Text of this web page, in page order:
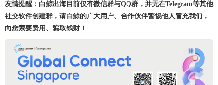
友情提醒：白鲸出海目前仅有微信群与QQ群，并无在Telegram等其他
社交软件创建群，请白鲸的广大用户、合作伙伴警惕他人冒充我们，
向您索要费用、骗取钱财！